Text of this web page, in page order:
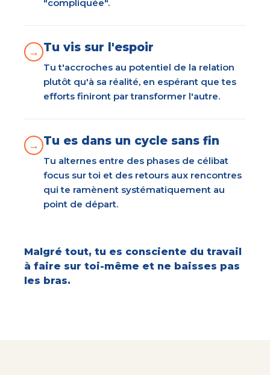
"compliquée".
→ Tu vis sur l'espoir
Tu t'accroches au potentiel de la relation
plutôt qu'à sa réalité, en espérant que tes
efforts finiront par transformer l'autre.
→ Tu es dans un cycle sans fin
Tu alternes entre des phases de célibat
focus sur toi et des retours aux rencontres
qui te ramènent systématiquement au
point de départ.
Malgré tout, tu es consciente du travail
à faire sur toi-même et ne baisses pas
les bras.